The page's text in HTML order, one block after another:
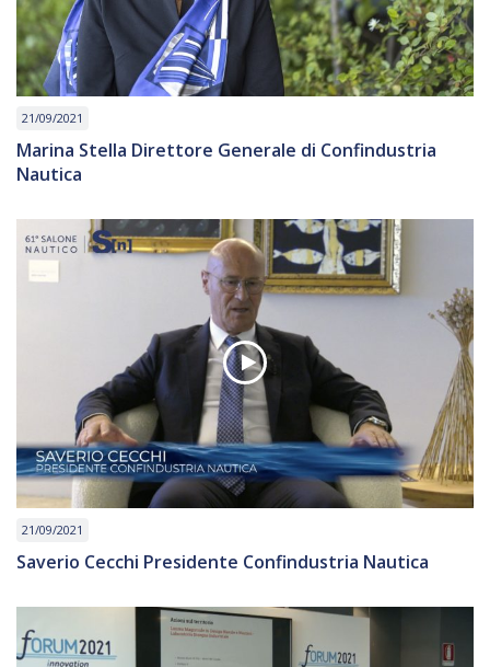
21/09/2021
Marina Stella Direttore Generale di Confindustria
Nautica
21/09/2021
Saverio Cecchi Presidente Confindustria Nautica